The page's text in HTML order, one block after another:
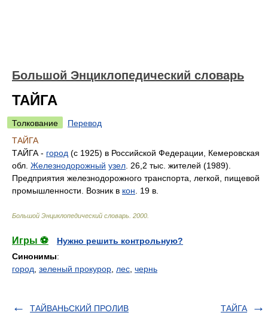
Большой Энциклопедический словарь
ТАЙГА
Толкование
Перевод
ТАЙГА
ТАЙГА - город (с 1925) в Российской Федерации, Кемеровская
обл. Железнодорожный узел . 26,2 тыс. жителей (1989).
Предприятия железнодорожного транспорта, легкой, пищевой
промышленности. Возник в кон . 19 в.
Большой Энциклопедический словарь 2000
Игры ⚽
Нужно решить контрольную?
Синонимы:
город зеленый прокурор лес чернь
ТАЙВАНЬСКИЙ ПРОЛИВ ТАЙГА